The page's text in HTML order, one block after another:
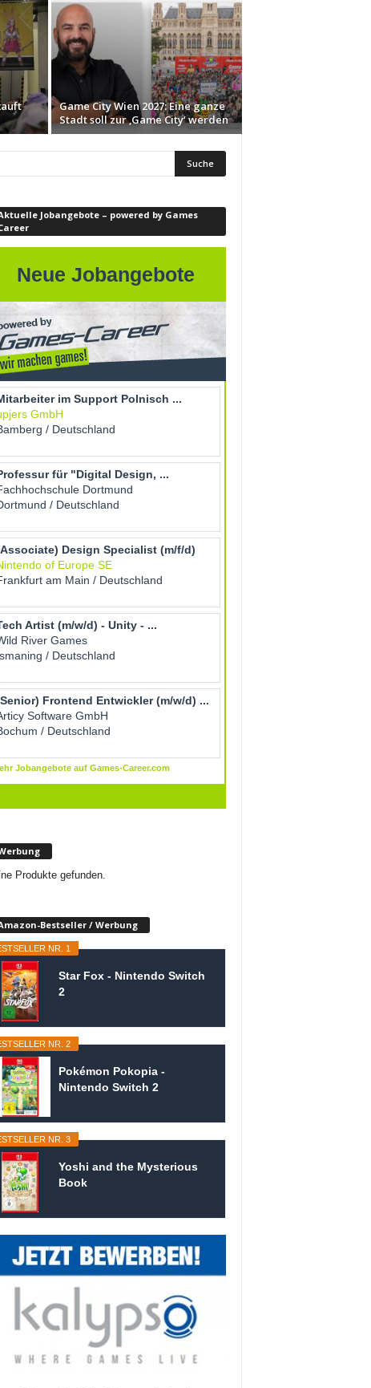
Game City Wien 2027: Eine ganze
Stadt soll zur ‚Game City‘ werden
Jobangebote – powered by Games
Produkte gefunden.
Bestseller / Werbung
NR. 1
Star Fox - Nintendo Switch
2
NR. 2
Pokémon Pokopia -
Nintendo Switch 2
NR. 3
Yoshi and the Mysterious
Book